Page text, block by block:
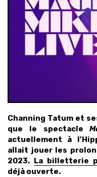
Channing Tatum et
que le spectacle
actuellement à
allait jouer les
2023. La billetterie
déjà ouverte.